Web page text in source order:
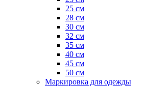
25 см
28 см
30 см
32 см
35 см
40 см
45 см
50 см
Маркировка для одежды